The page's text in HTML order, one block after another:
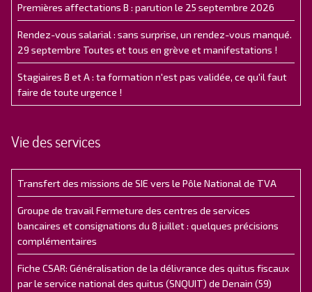
Premières affectations B : parution le 25 septembre 2026
Rendez-vous salarial : sans surprise, un rendez-vous manqué.
29 septembre Toutes et tous en grève et manifestations !
Stagiaires B et A : ta formation n'est pas validée, ce qu'il faut
faire de toute urgence !
Vie des services
Transfert des missions de SIE vers le Pôle National de TVA
Groupe de travail Fermeture des centres de services
bancaires et consignations du 8 juillet : quelques précisions
complémentaires
Fiche CSAR: Généralisation de la délivrance des quitus fiscaux
par le service national des quitus (SNQUIT) de Denain (59)